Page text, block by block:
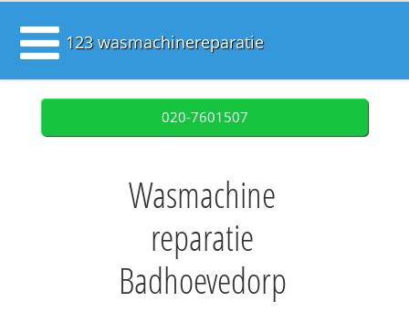
123 wasmachinereparatie
020-7601507
Wasmachine
reparatie
Badhoevedorp